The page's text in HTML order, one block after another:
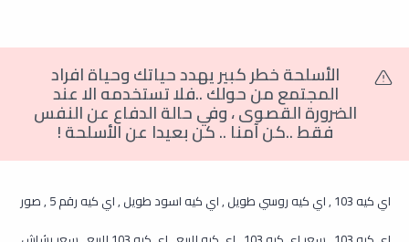
الأسلحة خطر كبير يهدد حياتك وحياة افراد
المجتمع من حولك ..فلا تستخدمه الا عند
الضرورة القصوى،وفي حالة الدفاع عن النفس
فقط ..كن آمنا .. كن بعيدا عن الأسلحة!
اي كيه 103 , اي كيه روسي طويل , اي كيه اسود طويل , اي كيه رقم 5 , صور